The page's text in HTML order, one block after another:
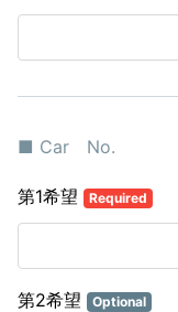
■ Car No.
第1希望 Required
第2希望 Optional